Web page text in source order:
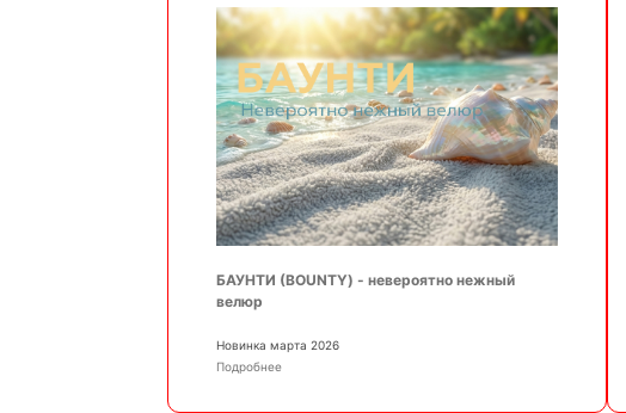
БАУНТИ (BOUNTY) - невероятно нежный
велюр
Новинка марта 2026
Подробнее